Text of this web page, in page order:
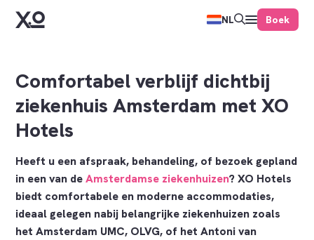
NL Boek
Comfortabel verblijf dichtbij
ziekenhuis Amsterdam met XO
Hotels
Heeft u een afspraak, behandeling, of bezoek gepland
in een van deAmsterdamse ziekenhuizen? XO Hotels
biedt comfortabele en moderne accommodaties,
ideaal gelegen nabij belangrijke ziekenhuizen zoals
het Amsterdam UMC, OLVG, of het Antoni van